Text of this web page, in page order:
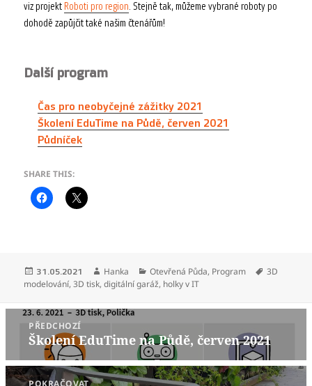
viz projekt Roboti pro region. Stejně tak, můžeme vybrané roboty po
dohodě zapůjčit také našim čtenářům!
Další program
Čas pro neobyčejné zážitky 2021
Školení EduTime na Půdě, červen 2021
Půdníček
SHARE THIS:
Publikováno:
31.05.2021 Autor:
Hanka Rubriky:
Otevřená Půda, Program Štítky:
3D
modelování,3D tisk,digitální garáž, holky v IT
Navigace
příspěvek
PŘEDCHOZÍ
Předchozí
příspěvek:
Školení EduTime na Půdě, červen 2021
POKRAČOVAT